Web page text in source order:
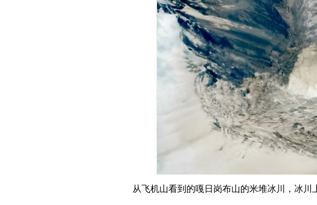
从飞机山看到的嘎日岗布山的米堆冰川，冰川